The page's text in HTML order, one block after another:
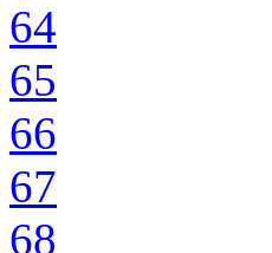
64
65
66
67
68